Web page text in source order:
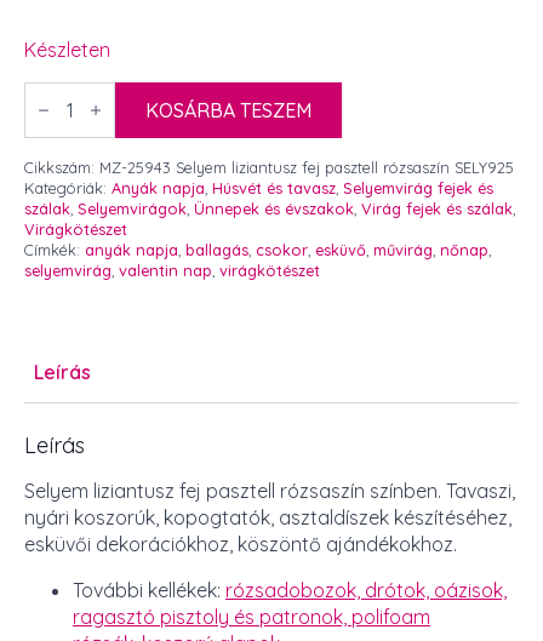
Készleten
Selyem
liziantusz
rózsaszín
7
cm
4
db
mennyiség
KOSÁRBA TESZEM
Cikkszám: MZ-25943 Selyem liziantusz fej pasztell rózsaszín SELY925
Kategóriák: Anyák napja Húsvét és tavasz Selyemvirág fejek és
szálak Selyemvirágok Ünnepek és évszakok Virág fejek és szálak
Virágkötészet
Címkék: anyák napja ballagás csokor esküvő művirág nőnap
selyemvirág valentin nap virágkötészet
Leírás
Leírás
Selyem liziantusz fej pasztell rózsaszín színben. Tavaszi,
nyári koszorúk, kopogtatók, asztaldíszek készítéséhez,
esküvői dekorációkhoz, köszöntő ajándékokhoz.
További kellékek: rózsadobozok, drótok, oázisok,
ragasztó pisztoly és patronok, polifoam